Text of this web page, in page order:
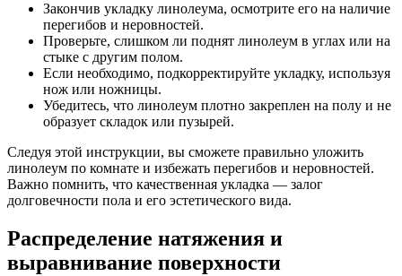
Закончив укладку линолеума, осмотрите его на наличие
перегибов и неровностей.
Проверьте, слишком ли поднят линолеум в углах или на
стыке с другим полом.
Если необходимо, подкорректируйте укладку, используя
нож или ножницы.
Убедитесь, что линолеум плотно закреплен на полу и не
образует складок или пузырей.
Следуя этой инструкции, вы сможете правильно уложить
линолеум по комнате и избежать перегибов и неровностей.
Важно помнить, что качественная укладка — залог
долговечности пола и его эстетического вида.
Распределение натяжения и
выравнивание поверхности